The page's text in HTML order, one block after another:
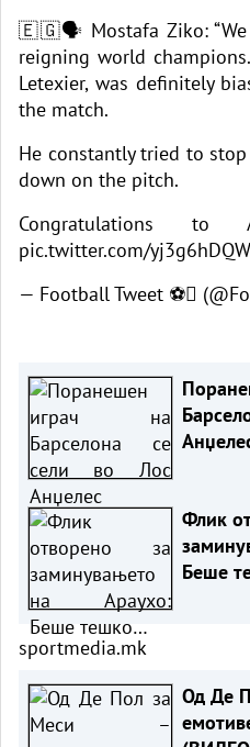
🇪🇬🗣️ Mostafa Ziko: “We
reigning world
Letexier, was definitely
the match.
He constantly tried to
down on the pitch.
Congratulations
pic.twitter.com/
— Football Tweet ⚽
Флик
Беше
sportmedia.mk
Од Де